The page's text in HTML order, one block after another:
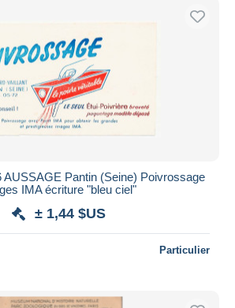
AUSSAGE Pantin (Seine) Poivrossage
IMA écriture "bleu ciel"
± 1,44 $US
Particulier